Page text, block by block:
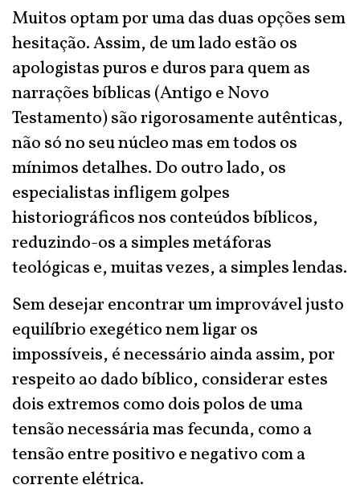
Muitos optam por uma das duas opções sem
hesitação. Assim, de um lado estão os
apologistas puros e duros para quem as
narrações bíblicas (Antigo e Novo
Testamento) são rigorosamente autênticas,
não só no seu núcleo mas em todos os
mínimos detalhes. Do outro lado, os
especialistas infligem golpes
historiográficos nos conteúdos bíblicos,
reduzindo-os a simples metáforas
teológicas e, muitas vezes, a simples lendas.
Sem desejar encontrar um improvável justo
equilíbrio exegético nem ligar os
impossíveis, é necessário ainda assim, por
respeito ao dado bíblico, considerar estes
dois extremos como dois polos de uma
tensão necessária mas fecunda, como a
tensão entre positivo e negativo com a
corrente elétrica.